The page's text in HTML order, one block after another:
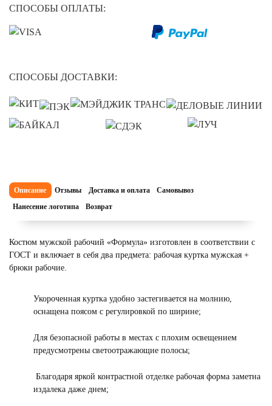
СПОСОБЫ ОПЛАТЫ:
СПОСОБЫ ДОСТАВКИ:
Описание Отзывы Доставка и оплата
Самовывоз
Нанесение логотипа
Возврат
Костюм мужской рабочий «Формула» изготовлен в соответствии с
ГОСТ и включает в себя два предмета: рабочая куртка мужская +
брюки рабочие.
Укороченная куртка удобно застегивается на молнию,
оснащена поясом с регулировкой по ширине;
Для безопасной работы в местах с плохим освещением
предусмотрены светоотражающие полосы;
Благодаря яркой контрастной отделке рабочая форма заметна
издалека даже днем;